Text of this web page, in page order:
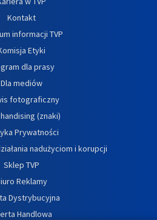
Kontakt
informacji TVP
Etyki
dla prasy
Dla mediów
fotograficzny
(znaki)
Prywatności
nadużyciom i korupcji
Sklep TVP
Reklamy
Dystrybucyjna
Handlowa